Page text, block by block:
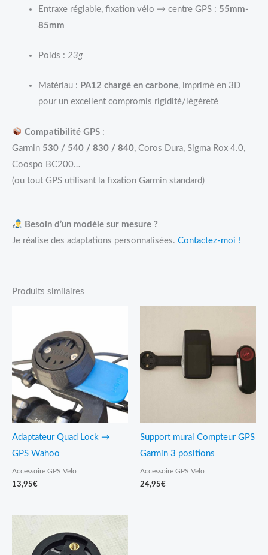
Entraxe réglable, fixation vélo → centre GPS : 55mm-
85mm
Poids : 23g
Matériau : PA12 chargé en carbone, imprimé en 3D
pour un excellent compromis rigidité/légèreté
Compatibilité GPS:
Garmin 530 / 540 / 830 / 840, Coros Dura, Sigma Rox 4.0,
Coospo BC200…
(ou tout GPS utilisant la fixation Garmin standard)
Besoin d’un modèle sur mesure ?
Je réalise des adaptations personnalisées. Contactez-moi !
Produits similaires
Adaptateur Quad Lock →
GPS Wahoo
Accessoire GPS Vélo
13,95€
Support mural Compteur GPS
Garmin 3 positions
Accessoire GPS Vélo
24,95€
prix :
5,95€